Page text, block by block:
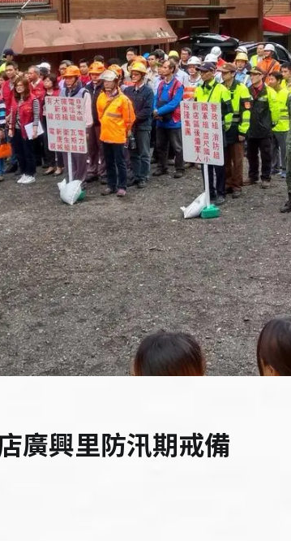
廣興里防汛期戒備